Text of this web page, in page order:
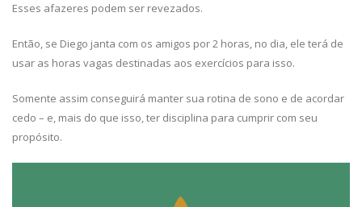
Esses afazeres podem ser revezados.
Então, se Diego janta com os amigos por 2 horas, no dia, ele terá de
usar as horas vagas destinadas aos exercícios para isso.
Somente assim conseguirá manter sua rotina de sono e de acordar
cedo – e, mais do que isso, ter disciplina para cumprir com seu
propósito.